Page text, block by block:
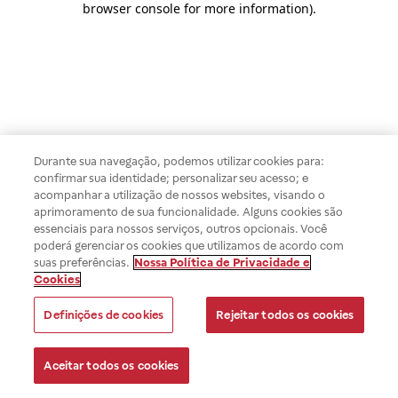
browser console for more information).
Durante sua navegação, podemos utilizar cookies para:
confirmar sua identidade; personalizar seu acesso; e
acompanhar a utilização de nossos websites, visando o
aprimoramento de sua funcionalidade. Alguns cookies são
essenciais para nossos serviços, outros opcionais. Você
poderá gerenciar os cookies que utilizamos de acordo com
suas preferências. Nossa Política de Privacidade e
Cookies
Definições de cookies Rejeitar todos os cookies
Aceitar todos os cookies